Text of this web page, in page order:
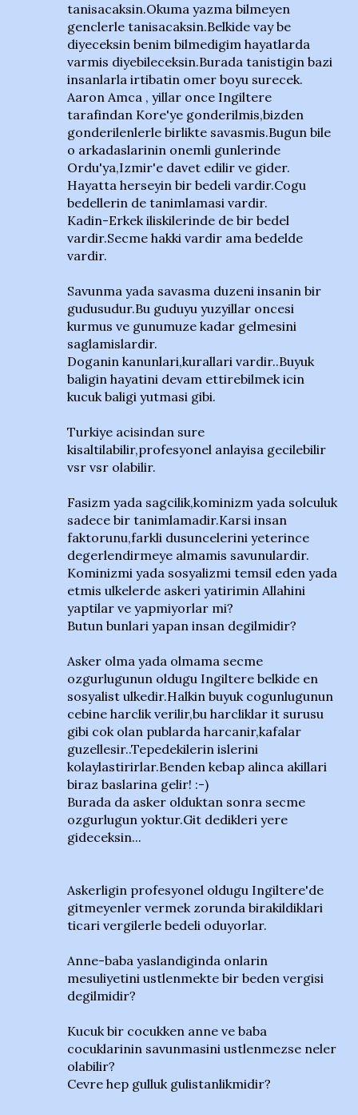
tanisacaksin.Okuma yazma bilmeyen
genclerle tanisacaksin.Belkide vay be
diyeceksin benim bilmedigim hayatlarda
varmis diyebileceksin.Burada tanistigin bazi
insanlarla irtibatin omer boyu surecek.
Aaron Amca , yillar once Ingiltere
tarafindan Kore'ye gonderilmis,bizden
gonderilenlerle birlikte savasmis.Bugun bile
o arkadaslarinin onemli gunlerinde
Ordu'ya,Izmir'e davet edilir ve gider.
Hayatta herseyin bir bedeli vardir.Cogu
bedellerin de tanimlamasi vardir.
Kadin-Erkek iliskilerinde de bir bedel
vardir.Secme hakki vardir ama bedelde
vardir.
Savunma yada savasma duzeni insanin bir
gudusudur.Bu guduyu yuzyillar oncesi
kurmus ve gunumuze kadar gelmesini
saglamislardir.
Doganin kanunlari,kurallari vardir..Buyuk
baligin hayatini devam ettirebilmek icin
kucuk baligi yutmasi gibi.
Turkiye acisindan sure
kisaltilabilir,profesyonel anlayisa gecilebilir
vsr vsr olabilir.
Fasizm yada sagcilik,kominizm yada solculuk
sadece bir tanimlamadir.Karsi insan
faktorunu,farkli dusuncelerini yeterince
degerlendirmeye almamis savunulardir.
Kominizmi yada sosyalizmi temsil eden yada
etmis ulkelerde askeri yatirimin Allahini
yaptilar ve yapmiyorlar mi?
Butun bunlari yapan insan degilmidir?
Asker olma yada olmama secme
ozgurlugunun oldugu Ingiltere belkide en
sosyalist ulkedir.Halkin buyuk cogunlugunun
cebine harclik verilir,bu harcliklar it surusu
gibi cok olan publarda harcanir,kafalar
guzellesir..Tepedekilerin islerini
kolaylastirirlar.Benden kebap alinca akillari
biraz baslarina gelir! :-)
Burada da asker olduktan sonra secme
ozgurlugun yoktur.Git dedikleri yere
gideceksin...
Askerligin profesyonel oldugu Ingiltere'de
gitmeyenler vermek zorunda birakildiklari
ticari vergilerle bedeli oduyorlar.
Anne-baba yaslandiginda onlarin
mesuliyetini ustlenmekte bir beden vergisi
degilmidir?
Kucuk bir cocukken anne ve baba
cocuklarinin savunmasini ustlenmezse neler
olabilir?
Cevre hep gulluk gulistanlikmidir?